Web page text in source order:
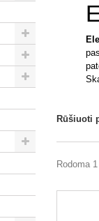
Rūšiuoti
Rodoma